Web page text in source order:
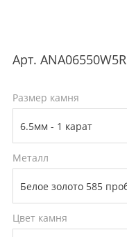
Арт. ANA06550W5R
Размер камня
Металл
Цвет камня